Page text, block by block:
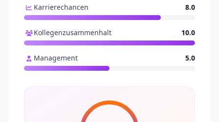
Karrierechancen 8.0
Kollegenzusammenhalt 10.0
Management 5.0